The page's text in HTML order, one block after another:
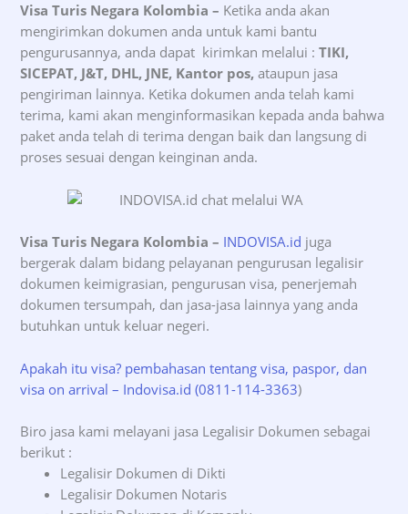
Visa Turis Negara Kolombia – Ketika anda akan
mengirimkan dokumen anda untuk kami bantu
pengurusannya, anda dapat kirimkan melalui :TIKI,
SICEPAT, J&T, DHL, JNE, Kantor pos, ataupun jasa
pengiriman lainnya. Ketika dokumen anda telah kami
terima, kami akan menginformasikan kepada anda bahwa
paket anda telah di terima dengan baik dan langsung di
proses sesuai dengan keinginan anda.
Visa Turis Negara Kolombia – INDOVISA.id juga
bergerak dalam bidang pelayanan pengurusan legalisir
dokumen keimigrasian, pengurusan visa, penerjemah
dokumen tersumpah, dan jasa-jasa lainnya yang anda
butuhkan untuk keluar negeri.
Apakah itu visa? pembahasan tentang visa, paspor, dan
visa on arrival – Indovisa.id (0811-114-3363)
Biro jasa kami melayani jasa Legalisir Dokumen sebagai
berikut :
Legalisir Dokumen di Dikti
Legalisir Dokumen Notaris